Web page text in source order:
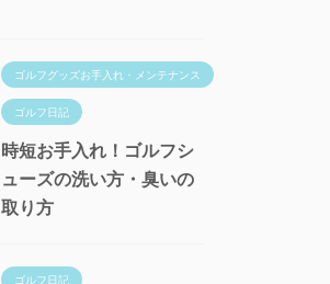
ゴルフグッズお手入れ・メンテナンス
ゴルフ日記
時短お手入れ！ゴルフシ
ューズの洗い方・臭いの
取り方
ゴルフ日記